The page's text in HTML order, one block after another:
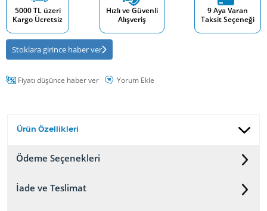
5000 TL üzeri
Kargo Ücretsiz
Hızlı ve Güvenli
Alışveriş
9 Aya Varan
Taksit Seçeneği
Stoklara girince haber ver
Fiyatı düşünce haber ver Yorum Ekle
Ürün Özellikleri
Ödeme Seçenekleri
İade ve Teslimat